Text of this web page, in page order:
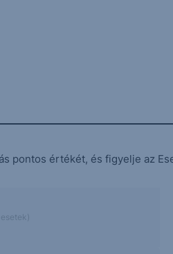
pontos értékét, és figyelje az
esetek)